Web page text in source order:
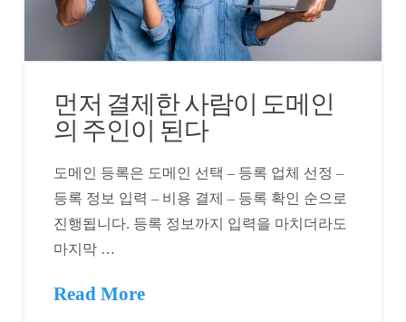
먼저 결제한 사람이 도메인
의 주인이 된다
도메인 등록은 도메인 선택 – 등록 업체 선정 –
등록 정보 입력 – 비용 결제 – 등록 확인 순으로
진행됩니다. 등록 정보까지 입력을 마치더라도
마지막 …
Read More